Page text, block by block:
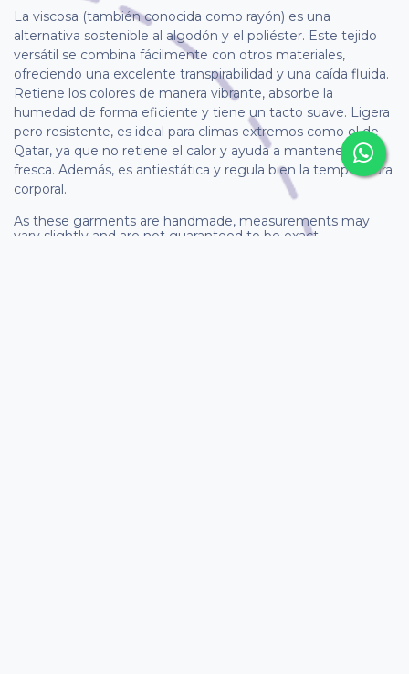
La viscosa (también conocida como rayón) es una
alternativa sostenible al algodón y el poliéster. Este tejido
versátil se combina fácilmente con otros materiales,
ofreciendo una excelente transpirabilidad y una caída fluida.
Retiene los colores de manera vibrante, absorbe la
humedad de forma eficiente y tiene un tacto suave. Ligera
pero resistente, es ideal para climas extremos como el de
Qatar, ya que no retiene el calor y ayuda a mantenerte
fresca. Además, es antiestática y regula bien la temperatura
corporal.
As these garments are handmade, measurements may
vary slightly and are not guaranteed to be exact.